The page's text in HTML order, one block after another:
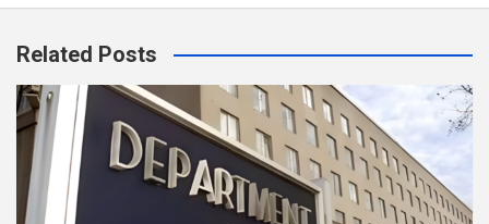
Related Posts